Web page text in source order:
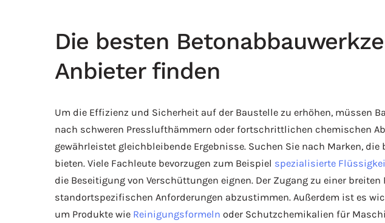
Die besten
Anbieter finden
Um die Effizienz und Sicherheit auf der Baustelle zu erhöhen, müssen
nach schweren Presslufthämmern oder fortschrittlichen chemischen
gewährleistet gleichbleibende Ergebnisse. Suchen Sie nach Marken,
bieten. Viele Fachleute bevorzugen zum Beispiel spezialisierte
die Beseitigung von Verschüttungen eignen. Der Zugang zu einer
standortspezifischen Anforderungen abzustimmen. Außerdem ist es
um Produkte wie Reinigungsformeln oder Schutzchemikalien für